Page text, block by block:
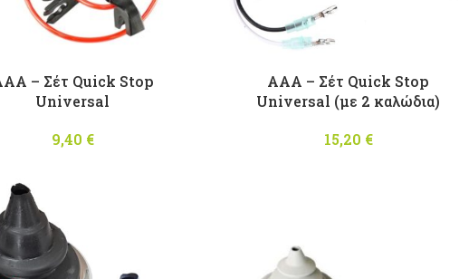
– Σέτ Quick Stop
Universal
9,40 €
AAA – Σέτ Quick Stop
Universal (με 2 καλώδια)
15,20 €